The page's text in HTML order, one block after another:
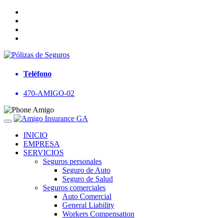
Teléfono
470-AMIGO-02
INICIO
EMPRESA
SERVICIOS
Seguros personales
Seguro de Auto
Seguro de Salud
Seguros comerciales
Auto Comercial
General Liability
Workers Compensation